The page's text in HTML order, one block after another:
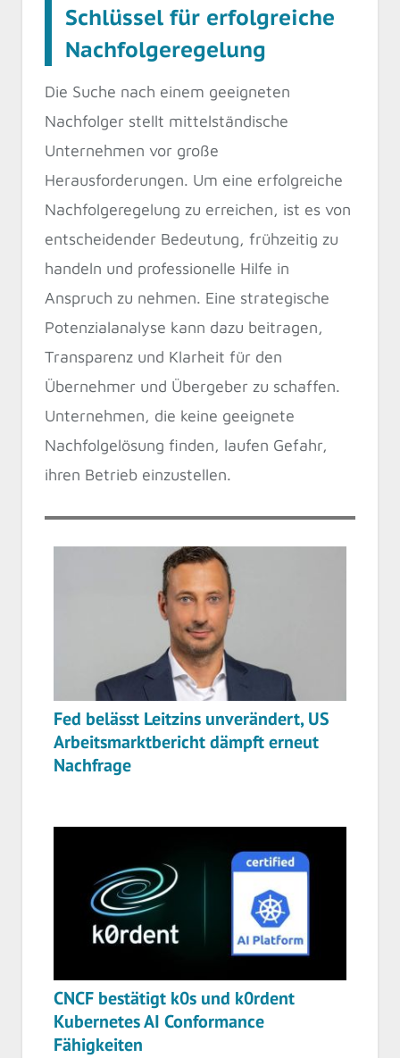
Schlüssel für erfolgreiche
Nachfolgeregelung
Die Suche nach einem geeigneten
Nachfolger stellt mittelständische
Unternehmen vor große
Herausforderungen. Um eine erfolgreiche
Nachfolgeregelung zu erreichen, ist es von
entscheidender Bedeutung, frühzeitig zu
handeln und professionelle Hilfe in
Anspruch zu nehmen. Eine strategische
Potenzialanalyse kann dazu beitragen,
Transparenz und Klarheit für den
Übernehmer und Übergeber zu schaffen.
Unternehmen, die keine geeignete
Nachfolgelösung finden, laufen Gefahr,
ihren Betrieb einzustellen.
Fed belässt Leitzins unverändert, US
Arbeitsmarktbericht dämpft erneut
Nachfrage
CNCF bestätigt k0s und k0rdent
Kubernetes AI Conformance
Fähigkeiten